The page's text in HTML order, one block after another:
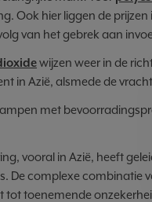
Ook hier liggen de
van het gebrek aan
wijzen weer in de
in Azië, alsmede de
met
vooral in Azië, heeft
De complexe combinatie
toenemende